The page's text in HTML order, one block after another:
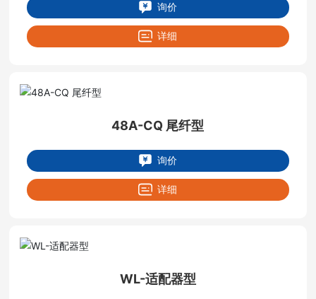
询价
详细
48A-CQ 尾纤型
询价
详细
WL-适配器型